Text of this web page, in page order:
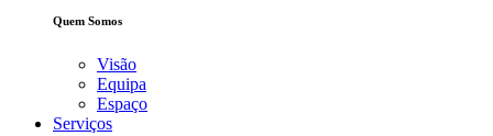
Quem Somos
Visão
Equipa
Espaço
Serviços